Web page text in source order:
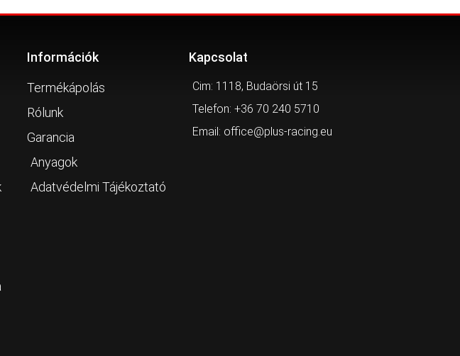
Információk
Termékápolás
Rólunk
Garancia
Anyagok
Adatvédelmi Tájékoztató
Kapcsolat
Cim: 1118, Budaörsi út 15
Telefon: +36 70 240 5710
Email: office@plus-racing.eu